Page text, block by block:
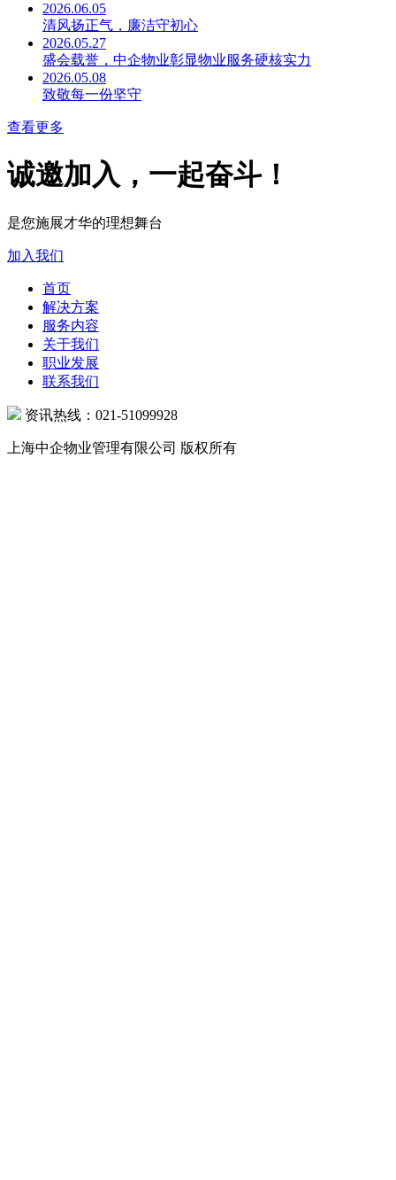
2026.06.05
清风扬正气，廉洁守初心
2026.05.27
盛会载誉，中企物业彰显物业服务硬核实力
2026.05.08
致敬每一份坚守
查看更多
诚邀加入，一起奋斗！
是您施展才华的理想舞台
加入我们
首页
解决方案
服务内容
关于我们
职业发展
联系我们
资讯热线：021-51099928
上海中企物业管理有限公司 版权所有